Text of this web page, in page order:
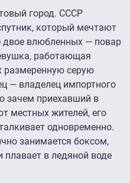
город. СССР
который мечтают
двое влюбленных — повар
работающая
серую
— владелец импортного
зачем приехавший в
местных жителей, его
одновременно.
занимается боксом,
плавает в ледяной воде